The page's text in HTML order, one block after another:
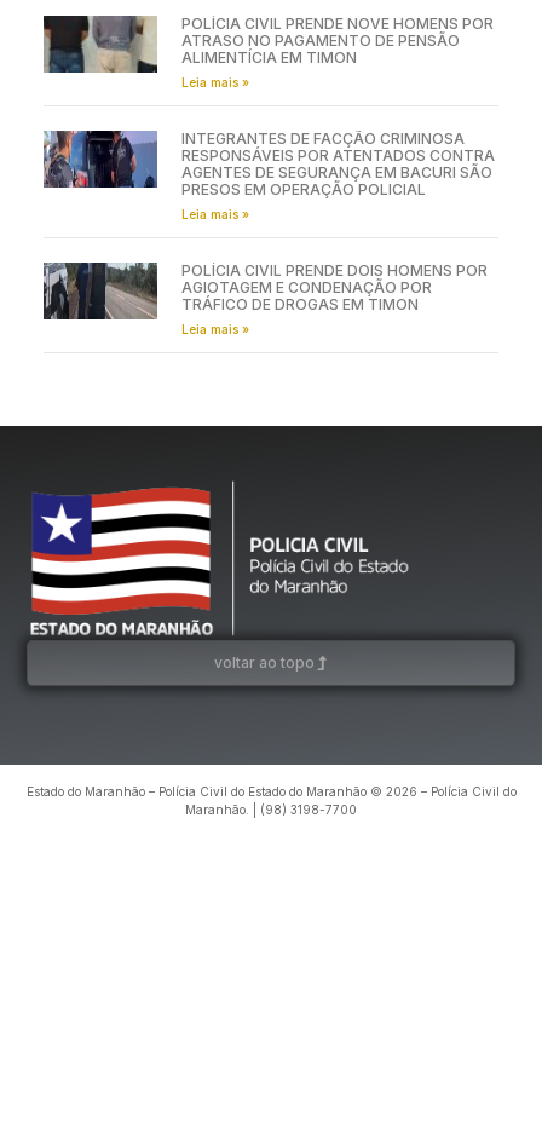
POLÍCIA CIVIL PRENDE NOVE HOMENS POR
ATRASO NO PAGAMENTO DE PENSÃO
ALIMENTÍCIA EM TIMON
Leia mais »
INTEGRANTES DE FACÇÃO CRIMINOSA
RESPONSÁVEIS POR ATENTADOS CONTRA
AGENTES DE SEGURANÇA EM BACURI SÃO
PRESOS EM OPERAÇÃO POLICIAL
Leia mais »
POLÍCIA CIVIL PRENDE DOIS HOMENS POR
AGIOTAGEM E CONDENAÇÃO POR
TRÁFICO DE DROGAS EM TIMON
Leia mais »
voltar ao topo
Estado do Maranhão – Polícia Civil do Estado do Maranhão © 2026 – Polícia Civil do
Maranhão. | (98) 3198-7700